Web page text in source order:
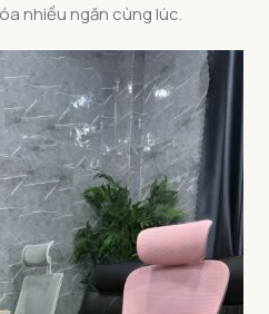
nhiều ngăn cùng lúc.